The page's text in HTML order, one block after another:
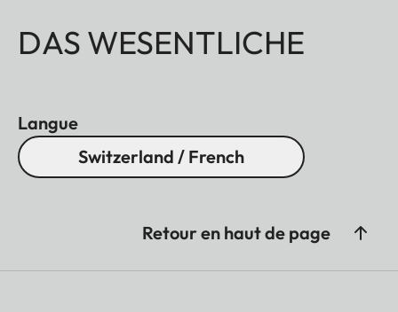
DAS WESENTLICHE
Langue
Switzerland / French
Retour en haut de page